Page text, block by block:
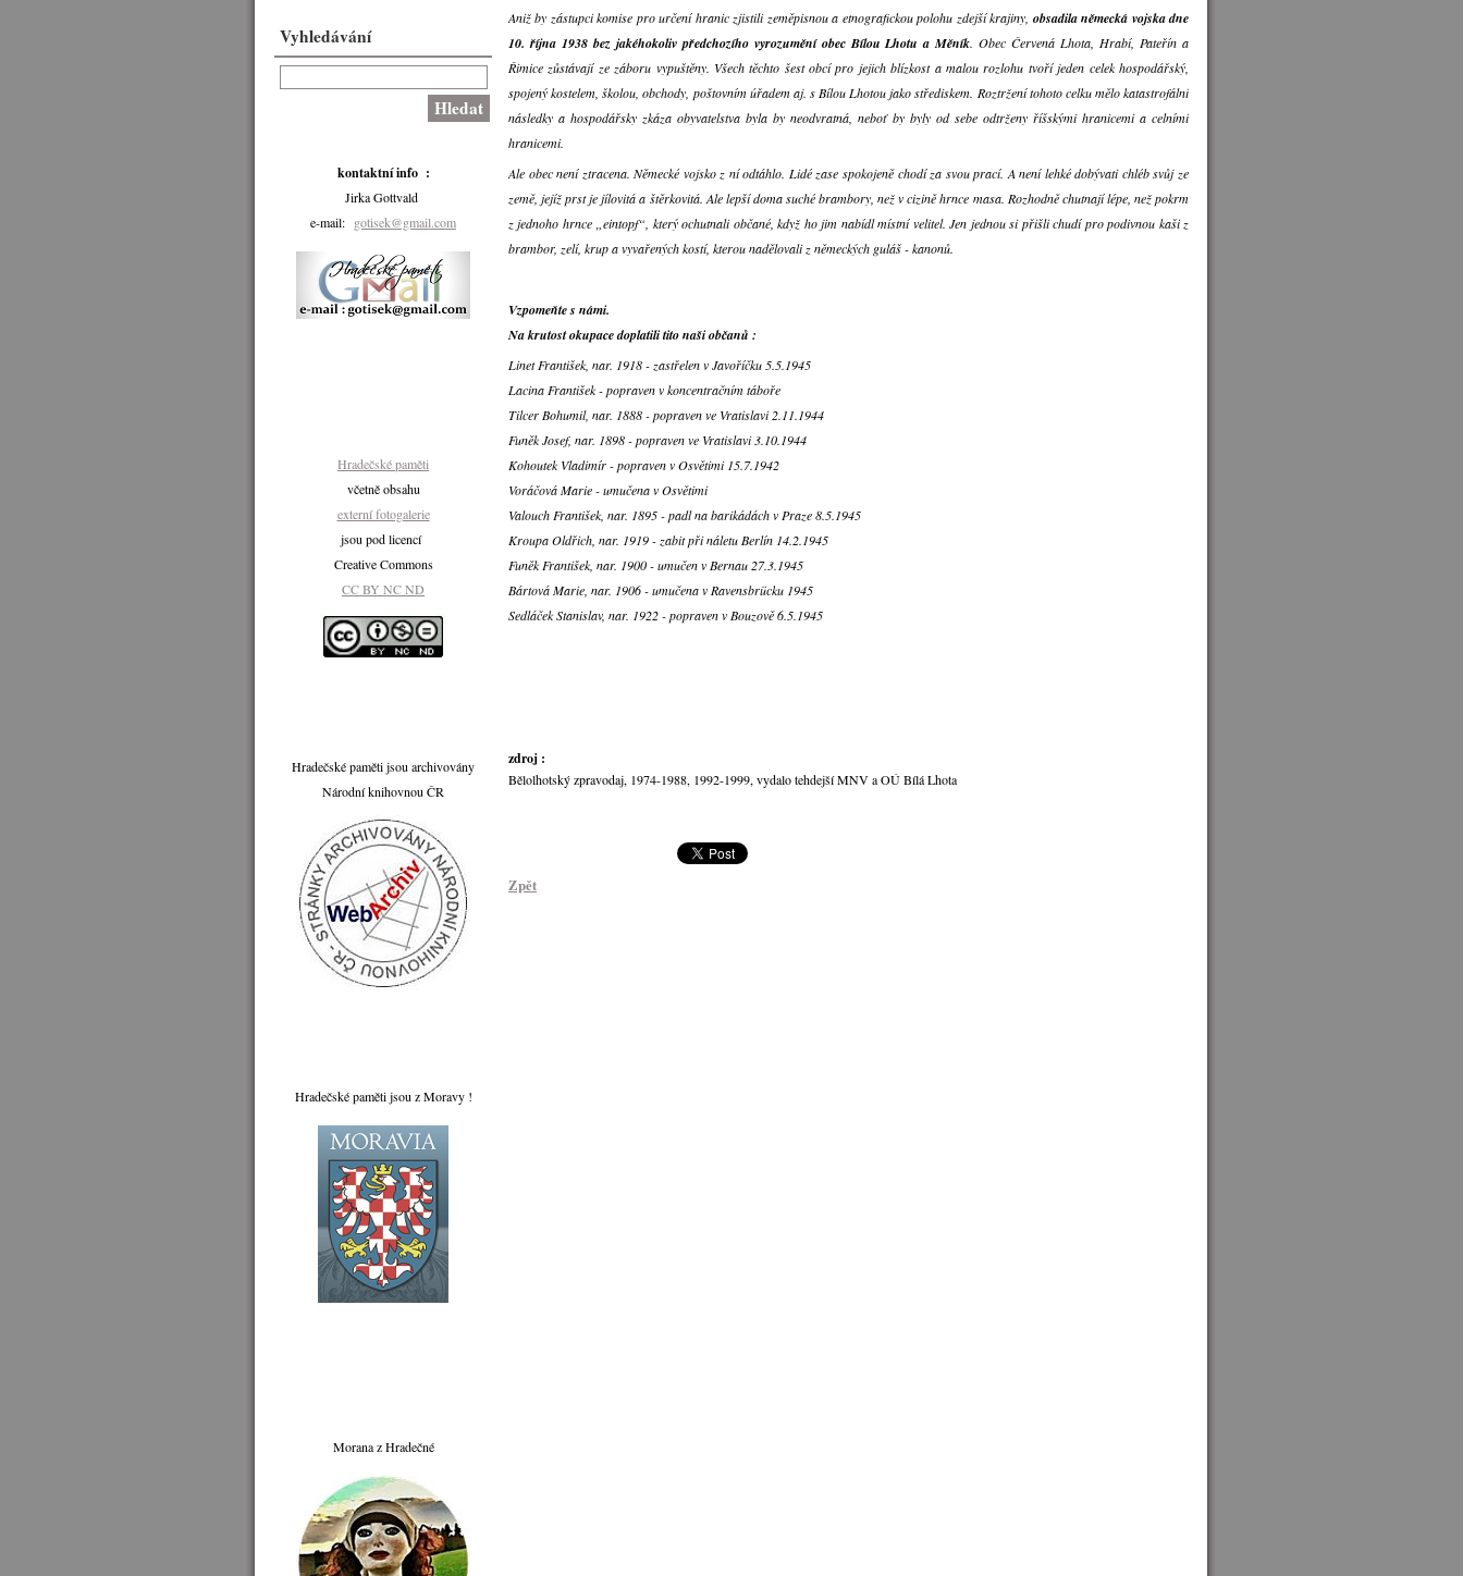
Aniž by zástupci komise pro určení hranic zjistili zeměpisnou a etnografickou polohu zdejší krajiny, obsadila německá vojska dne
10. října 1938 bez jakéhokoliv předchozího vyrozumění obec Bílou Lhotu a Měník. Obec Červená Lhota, Hrabí, Pateřín a
Řimice zůstávají ze záboru vypuštěny. Všech těchto šest obcí pro jejich blízkost a malou rozlohu tvoří jeden celek hospodářský,
spojený kostelem, školou, obchody, poštovním úřadem aj. s Bílou Lhotou jako střediskem. Roztržení tohoto celku mělo katastrofální
následky a hospodářsky zkáza obyvatelstva byla by neodvratná, neboť by byly od sebe odtrženy říšskými hranicemi a celními
hranicemi.
Ale obec není ztracena. Německé vojsko z ní odtáhlo. Lidé zase spokojeně chodí za svou prací. A není lehké dobývati chléb svůj ze
země, jejíž prst je jílovitá a štěrkovitá. Ale lepší doma suché brambory, než v cizině hrnce masa. Rozhodně chutnají lépe, než pokrm
z jednoho hrnce „eintopf“, který ochutnali občané, když ho jim nabídl místní velitel. Jen jednou si přišli chudí pro podivnou kaši z
brambor, zelí, krup a vyvařených kostí, kterou nadělovali z německých guláš - kanonů.
Vzpomeňte s námi.
Na krutost okupace doplatili tito naši občanů :
Linet František, nar. 1918 - zastřelen v Javoříčku 5.5.1945
Lacina František - popraven v koncentračním táboře
Tilcer Bohumil, nar. 1888 - popraven ve Vratislavi 2.11.1944
Funěk Josef, nar. 1898 - popraven ve Vratislavi 3.10.1944
Kohoutek Vladimír - popraven v Osvětimi 15.7.1942
Voráčová Marie - umučena v Osvětimi
Valouch František, nar. 1895 - padl na barikádách v Praze 8.5.1945
Kroupa Oldřich, nar. 1919 - zabit při náletu Berlín 14.2.1945
Funěk František, nar. 1900 - umučen v Bernau 27.3.1945
Bártová Marie, nar. 1906 - umučena v Ravensbrücku 1945
Sedláček Stanislav, nar. 1922 - popraven v Bouzově 6.5.1945
zdroj :
Bělolhotský zpravodaj, 1974-1988, 1992-1999, vydalo tehdejší MNV a OÚ Bílá Lhota
Zpět
Vyhledávání
kontaktní info :
Jirka Gottvald
e-mail: gotisek@gmail.com
Hradečské paměti
včetně obsahu
externí fotogalerie
jsou pod licencí
Creative Commons
CC BY NC ND
Hradečské paměti jsou archivovány
Národní knihovnou ČR
Hradečské paměti jsou z Moravy !
Morana z Hradečné